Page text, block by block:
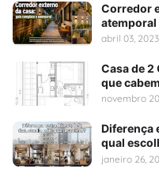
Corredor
atemporal
abril 03, 2023
Casa de
que
novembro
Diferença
qual
janeiro 26,